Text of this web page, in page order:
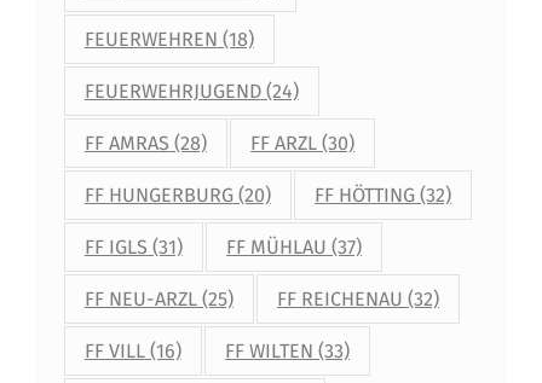
FEUERWEHREN (18)
FEUERWEHRJUGEND(24)
FF AMRAS (28) FF ARZL (30)
FF HUNGERBURG(20) FF HÖTTING (32)
FF IGLS (31) FF MÜHLAU (37)
FF NEU-ARZL(25) FF REICHENAU (32)
FF VILL(16) FF WILTEN (33)